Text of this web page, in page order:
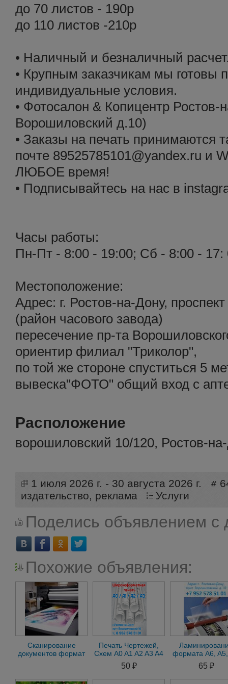
до 70 листов - 190р
до 110 листов -210р
• Наличный и безналичный
• Крупным заказчикам мы готовы
индивидуальные условия.
• Фотосалон & Копицентр Ростов-
Ворошиловский д.10)
• Заказы на печать принимаются
почте 89525785101@yandex.ru и
ЛЮБОЕ время!
• Подписывайтесь на нас в
Часы работы:
Пн-Пт - 8:00 - 19:00; Сб - 8:00 -
Местоположение:
Адрес: г. Ростов-на-Дону,
(район часового завода)
пересечение пр-та
ориентир филиал "Триколор",
по той же стороне спуститься 5
вывеска"ФОТО" общий вход с
Расположение
ворошиловский 10/120, Ростов-
1 июля 2026 г. - 30 августа 2026 г.
издательство, реклама
Услуги
Поделись объявлением с
Похожие объявления:
Сканирование
документов формат
Печать Чертежей,
Схем A0 A1 A2 A3 A4
Ростов-на-Дону
50 ₽
формата A6,
А3 Ростов-на-
65 ₽